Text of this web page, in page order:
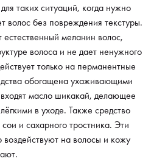
таких ситуаций, когда нужно
волос без повреждения текстуры.
естественный меланин волос,
волоса и не дает ненужного
только на перманентные
обогащена ухаживающими
масло шикакай, делающее
в уходе. Также средство
и сахарного тростника. Эти
воздействуют на волосы и кожу